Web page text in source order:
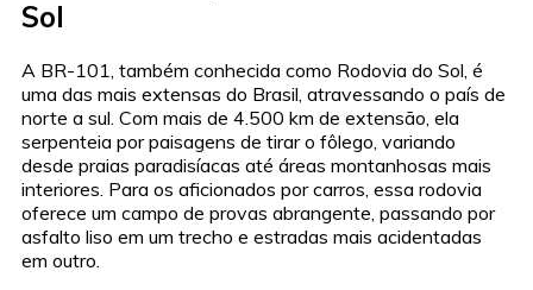
Sol
A BR-101, também conhecida como Rodovia do Sol, é
uma das mais extensas do Brasil, atravessando o país de
norte a sul. Com mais de 4.500 km de extensão, ela
serpenteia por paisagens de tirar o fôlego, variando
desde praias paradisíacas até áreas montanhosas mais
interiores. Para os aficionados por carros, essa rodovia
oferece um campo de provas abrangente, passando por
asfalto liso em um trecho e estradas mais acidentadas
em outro.